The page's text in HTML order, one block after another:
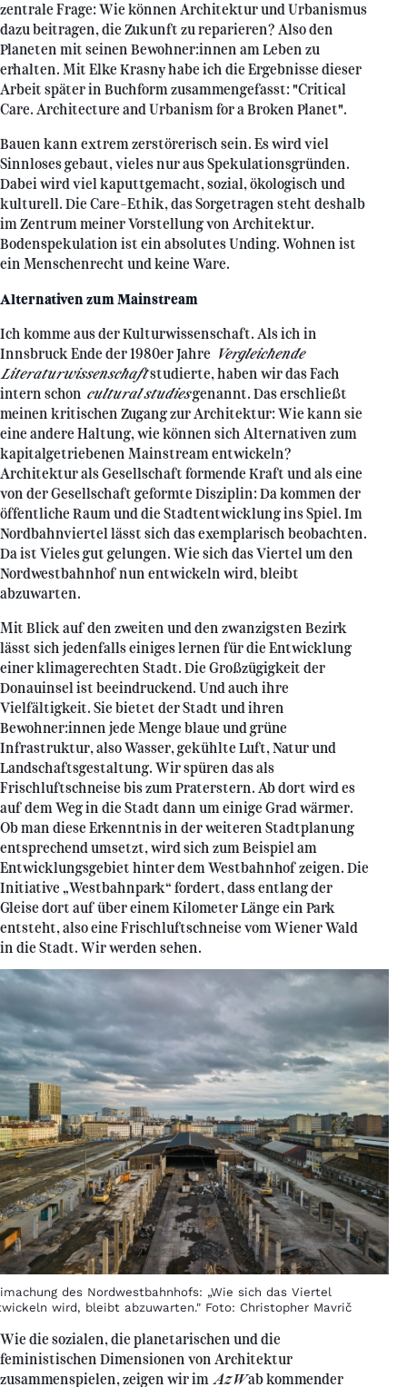
zentrale Frage: Wie können Architektur und Urbanismus
dazu beitragen, die Zukunft zu reparieren? Also den
Planeten mit seinen Bewohner:innen am Leben zu
erhalten. Mit Elke Krasny habe ich die Ergebnisse dieser
Arbeit später in Buchform zusammengefasst: "Critical
Care. Architecture and Urbanism for a Broken Planet".
Bauen kann extrem zerstörerisch sein. Es wird viel
Sinnloses gebaut, vieles nur aus Spekulationsgründen.
Dabei wird viel kaputtgemacht, sozial, ökologisch und
kulturell. Die Care-Ethik, das Sorgetragen steht deshalb
im Zentrum meiner Vorstellung von Architektur.
Bodenspekulation ist ein absolutes Unding. Wohnen ist
ein Menschenrecht und keine Ware.
Alternativen zum Mainstream
Ich komme aus der Kulturwissenschaft. Als ich in
Innsbruck Ende der 1980er Jahre Vergleichende
Literaturwissenschaftstudierte, haben wir das Fach
intern schon cultural studiesgenannt. Das erschließt
meinen kritischen Zugang zur Architektur: Wie kann sie
eine andere Haltung, wie können sich Alternativen zum
kapitalgetriebenen Mainstream entwickeln?
Architektur als Gesellschaft formende Kraft und als eine
von der Gesellschaft geformte Disziplin: Da kommen der
öffentliche Raum und die Stadtentwicklung ins Spiel. Im
Nordbahnviertel lässt sich das exemplarisch beobachten.
Da ist Vieles gut gelungen. Wie sich das Viertel um den
Nordwestbahnhof nun entwickeln wird, bleibt
abzuwarten.
Mit Blick auf den zweiten und den zwanzigsten Bezirk
lässt sich jedenfalls einiges lernen für die Entwicklung
einer klimagerechten Stadt. Die Großzügigkeit der
Donauinsel ist beeindruckend. Und auch ihre
Vielfältigkeit. Sie bietet der Stadt und ihren
Bewohner:innen jede Menge blaue und grüne
Infrastruktur, also Wasser, gekühlte Luft, Natur und
Landschaftsgestaltung. Wir spüren das als
Frischluftschneise bis zum Praterstern. Ab dort wird es
auf dem Weg in die Stadt dann um einige Grad wärmer.
Ob man diese Erkenntnis in der weiteren Stadtplanung
entsprechend umsetzt, wird sich zum Beispiel am
Entwicklungsgebiet hinter dem Westbahnhof zeigen. Die
Initiative „Westbahnpark“ fordert, dass entlang der
Gleise dort auf über einem Kilometer Länge ein Park
entsteht, also eine Frischluftschneise vom Wiener Wald
in die Stadt. Wir werden sehen.
des Nordwestbahnhofs: „Wie sich das Viertel
wird, bleibt abzuwarten." Foto: Christopher Mavrič
Wie die sozialen, die planetarischen und die
feministischen Dimensionen von Architektur
zusammenspielen, zeigen wir im AzWab kommender